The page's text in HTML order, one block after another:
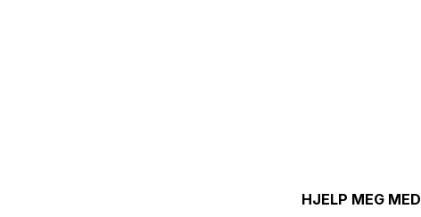
HJELP MEG MED